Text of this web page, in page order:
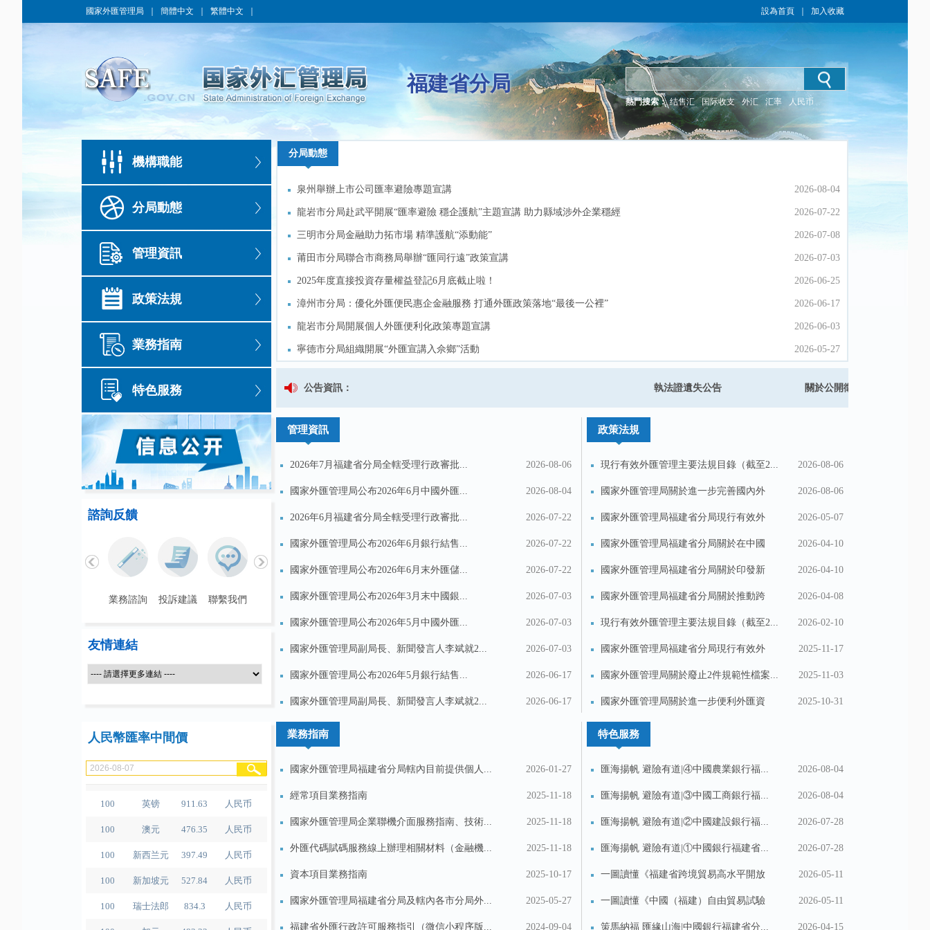
國家外匯管理局 簡體中文 繁體中文 設為首頁 加入收藏
福建省分局
熱門搜索： 结售汇 国际收支 外汇 汇率 人民币
機構職能
分局動態
管理資訊
政策法規
業務指南
特色服務
分局動態
泉州舉辦上市公司匯率避險專題宣講 2026-08-04
龍岩市分局赴武平開展“匯率避險 穩企護航”主題宣講 助力縣域涉外企業穩經
營防風險
2026-07-22
三明市分局金融助力拓市場 精準護航“添動能” 2026-07-08
莆田市分局聯合市商務局舉辦“匯同行遠”政策宣講 2026-07-03
2025年度直接投資存量權益登記6月底截止啦！ 2026-06-25
漳州市分局：優化外匯便民惠企金融服務 打通外匯政策落地“最後一公裡” 2026-06-17
龍岩市分局開展個人外匯便利化政策專題宣講 2026-06-03
寧德市分局組織開展“外匯宣講入佘鄉”活動 2026-05-27
新春走基層|三明市分局開展“迎新春 匯服務” 外匯政策宣傳活動 2026-05-13
分局動態
泉州舉辦上市公司匯率避險專題宣講 2026-08-04
龍岩市分局赴武平開展“匯率避險 穩企護航”主題宣講 助力縣域涉外企業穩經
營防風險
2026-07-22
三明市分局金融助力拓市場 精準護航“添動能” 2026-07-08
莆田市分局聯合市商務局舉辦“匯同行遠”政策宣講 2026-07-03
2025年度直接投資存量權益登記6月底截止啦！ 2026-06-25
漳州市分局：優化外匯便民惠企金融服務 打通外匯政策落地“最後一公裡” 2026-06-17
龍岩市分局開展個人外匯便利化政策專題宣講 2026-06-03
寧德市分局組織開展“外匯宣講入佘鄉”活動 2026-05-27
新春走基層|三明市分局開展“迎新春 匯服務” 外匯政策宣傳活動 2026-05-13
公告資訊：
關於公開徵求《國家外匯管理局福建省分局 關於在中國（福建）自由貿易試驗區實施跨境... 執法證遺失公告 關於公開徵求《銀行辦理非金
關於公開徵求《銀行辦理非金融企業外債簽約（變更）登記業務實施細則（徵求意見稿）》...
諮詢反饋
業務諮詢 投訴建議 聯繫我們 業務諮詢 投訴建議 聯繫我們
友情連結
管理資訊
2026年7月福建省分局全轄受理行政審批... 2026-08-06
國家外匯管理局公布2026年6月中國外匯... 2026-08-04
2026年6月福建省分局全轄受理行政審批... 2026-07-22
國家外匯管理局公布2026年6月銀行結售... 2026-07-22
國家外匯管理局公布2026年6月末外匯儲... 2026-07-22
國家外匯管理局公布2026年3月末中國銀... 2026-07-03
國家外匯管理局公布2026年5月中國外匯... 2026-07-03
國家外匯管理局副局長、新聞發言人李斌就2... 2026-07-03
國家外匯管理局公布2026年5月銀行結售... 2026-06-17
國家外匯管理局副局長、新聞發言人李斌就2... 2026-06-17
政策法規
現行有效外匯管理主要法規目錄（截至2... 2026-08-06
國家外匯管理局關於進一步完善國內外
匯...
2026-08-06
國家外匯管理局福建省分局現行有效外
匯...
2026-05-07
國家外匯管理局福建省分局關於在中國
（...
2026-04-10
國家外匯管理局福建省分局關於印發新
修...
2026-04-10
國家外匯管理局福建省分局關於推動跨
境...
2026-04-08
現行有效外匯管理主要法規目錄（截至2... 2026-02-10
國家外匯管理局福建省分局現行有效外
匯...
2025-11-17
國家外匯管理局關於廢止2件規範性檔案... 2025-11-03
國家外匯管理局關於進一步便利外匯資
金...
2025-10-31
人民幣匯率中間價
100 人民币
100 日元 4.2791
100 人民币
業務指南
國家外匯管理局福建省分局轄內目前提供個人... 2026-01-27
經常項目業務指南 2025-11-18
國家外匯管理局企業聯機介面服務指南、技術... 2025-11-18
外匯代碼賦碼服務線上辦理相關材料（金融機... 2025-11-18
資本項目業務指南 2025-10-17
國家外匯管理局福建省分局及轄內各市分局外... 2025-05-27
福建省外匯行政許可服務指引（微信小程序版... 2024-09-04
特色服務
匯海揚帆 避險有道|④中國農業銀行福... 2026-08-04
匯海揚帆 避險有道|③中國工商銀行福... 2026-08-04
匯海揚帆 避險有道|②中國建設銀行福... 2026-07-28
匯海揚帆 避險有道|①中國銀行福建省... 2026-07-28
一圖讀懂《福建省跨境貿易高水平開放
試...
2026-05-11
一圖讀懂《中國（福建）自由貿易試驗
區...
2026-05-11
策馬納福 匯緣山海|中國銀行福建省分... 2026-04-15